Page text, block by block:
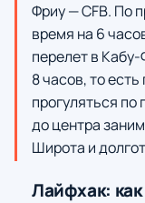
Фриу — CFB. По
время на 6
перелет в
8 часов, то
прогуляться по
до центра
Широта и
Лайфхак: